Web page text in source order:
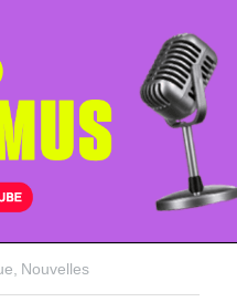
Nouvelles